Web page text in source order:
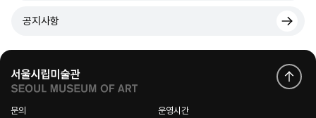
공지사항
문의 운영시간